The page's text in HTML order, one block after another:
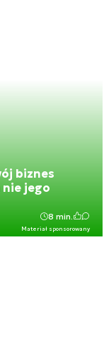
biznes
nie jego
Materiał sponsorowany
8 min.